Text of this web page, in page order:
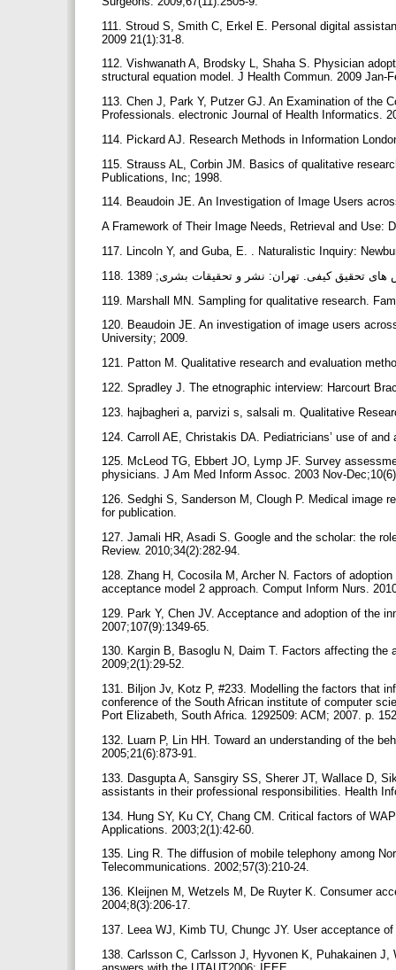
111. Stroud S, Smith C, Erkel E. Personal digital
2009 21(1):31-8.
112. Vishwanath A, Brodsky L, Shaha S. Physician
structural equation model. J Health Commun. 2009 Jan-
113. Chen J, Park Y, Putzer GJ. An Examination of the
Professionals. electronic Journal of Health Informatics.
114. Pickard AJ. Research Methods in Information
115. Strauss AL, Corbin JM. Basics of qualitative
Publications, Inc; 1998.
114. Beaudoin JE. An Investigation of Image Users
A Framework of Their Image Needs, Retrieval and Use:
117. Lincoln Y, and Guba, E. . Naturalistic Inquiry:
119. Marshall MN. Sampling for qualitative research.
120. Beaudoin JE. An investigation of image users
University; 2009.
121. Patton M. Qualitative research and evaluation
122. Spradley J. The etnographic interview: Harcourt
123. hajbagheri a, parvizi s, salsali m. Qualitative
124. Carroll AE, Christakis DA. Pediatricians’ use of
125. McLeod TG, Ebbert JO, Lymp JF. Survey
physicians. J Am Med Inform Assoc. 2003 Nov-
126. Sedghi S, Sanderson M, Clough P. Medical image
for publication.
127. Jamali HR, Asadi S. Google and the scholar: the
Review. 2010;34(2):282-94.
128. Zhang H, Cocosila M, Archer N. Factors of
acceptance model 2 approach. Comput Inform Nurs.
129. Park Y, Chen JV. Acceptance and adoption of the
2007;107(9):1349-65.
130. Kargin B, Basoglu N, Daim T. Factors affecting
2009;2(1):29-52.
131. Biljon Jv, Kotz P, #233. Modelling the factors that
conference of the South African institute of computer
Port Elizabeth, South Africa. 1292509: ACM; 2007. p.
132. Luarn P, Lin HH. Toward an understanding of the
2005;21(6):873-91.
133. Dasgupta A, Sansgiry SS, Sherer JT, Wallace D,
assistants in their professional responsibilities. Health
134. Hung SY, Ku CY, Chang CM. Critical factors of
Applications. 2003;2(1):42-60.
135. Ling R. The diffusion of mobile telephony among
Telecommunications. 2002;57(3):210-24.
136. Kleijnen M, Wetzels M, De Ruyter K. Consumer
2004;8(3):206-17.
137. Leea WJ, Kimb TU, Chungc JY. User acceptance
138. Carlsson C, Carlsson J, Hyvonen K, Puhakainen